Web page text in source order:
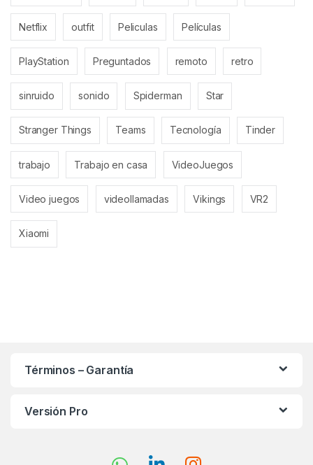
Netflix outfit Peliculas Películas
PlayStation Preguntados remoto retro
sinruido sonido Spiderman Star
Stranger Things Teams Tecnología Tinder
trabajo Trabajo en casa VideoJuegos
Video juegos videollamadas Vikings VR2
Xiaomi
Términos – Garantía
Versión Pro